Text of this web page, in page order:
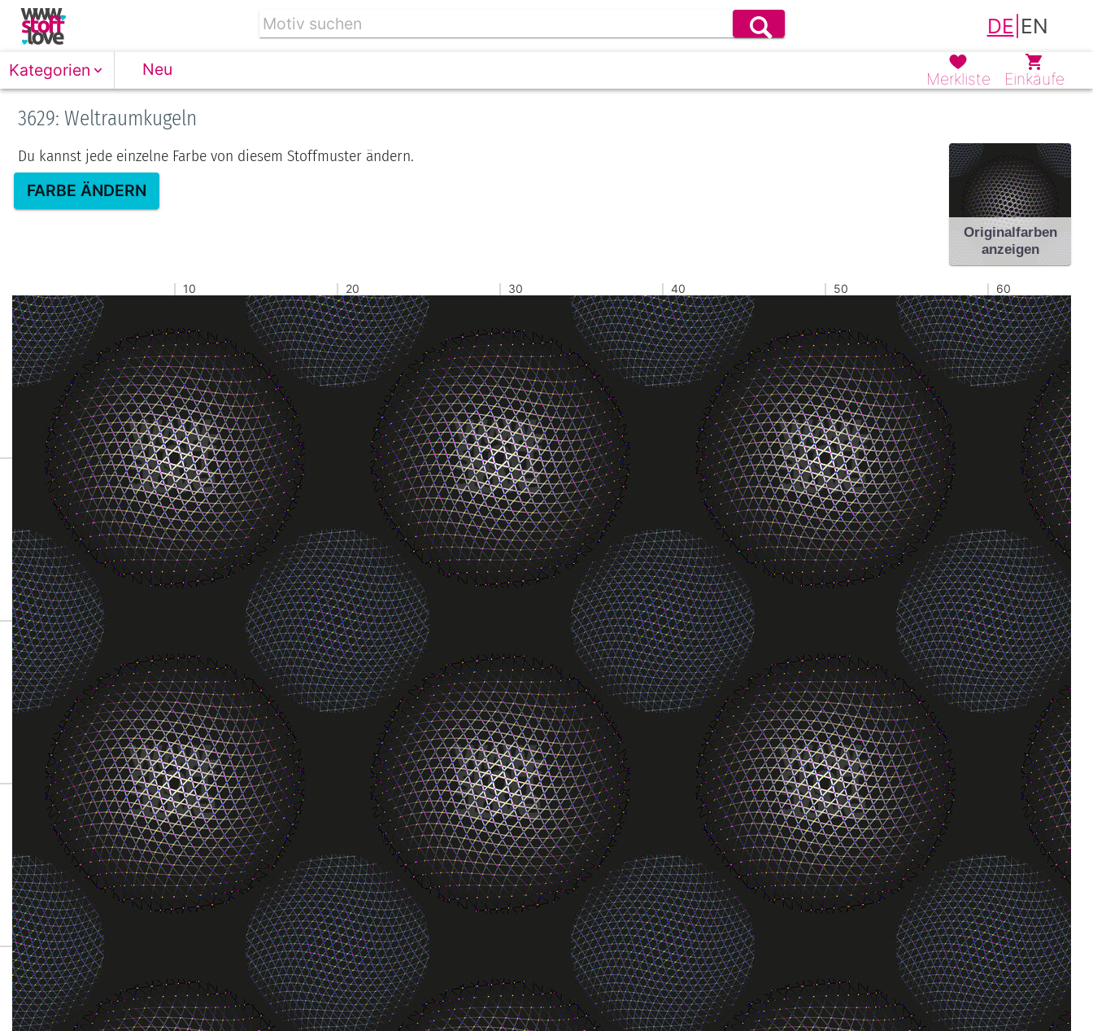
DE EN
Kategorien Neu Merkliste Einkäufe
3629: Weltraumkugeln
Du kannst jede einzelne Farbe von diesem Stoffmuster ändern.
FARBE ÄNDERN
Originalfarben
anzeigen